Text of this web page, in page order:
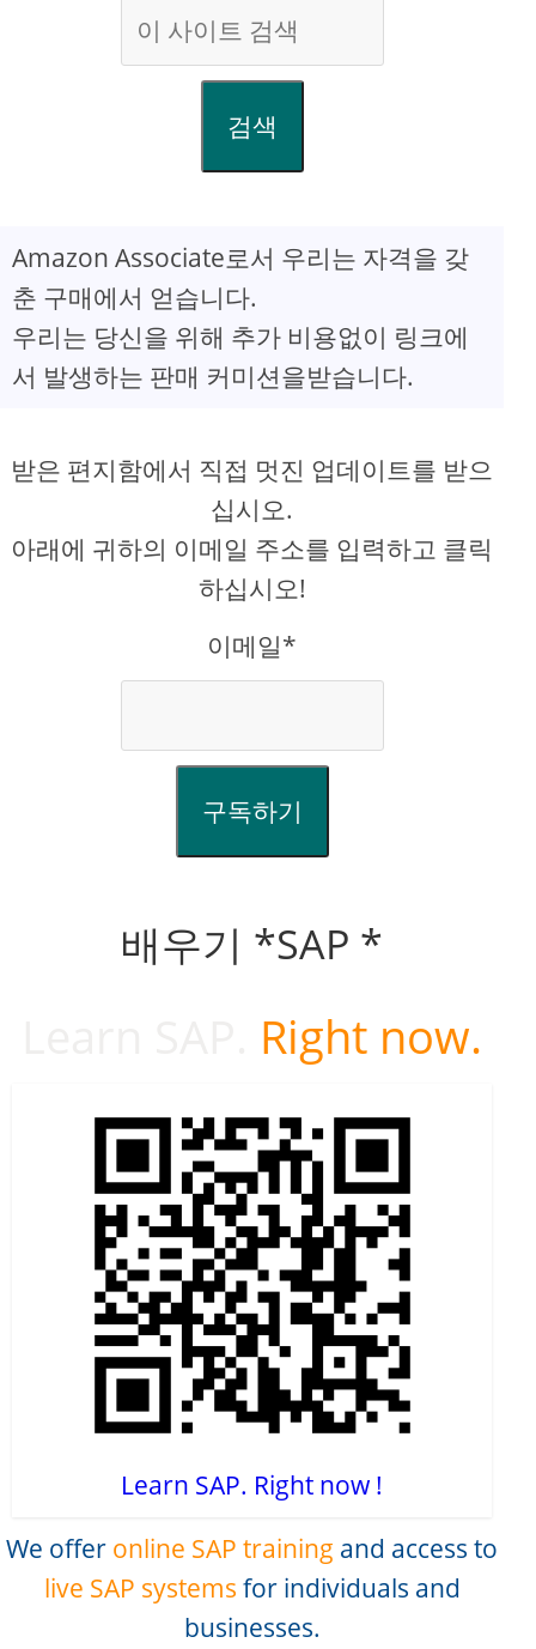
검색
Amazon Associate로서 우리는 자격을 갖
춘 구매에서 얻습니다.
우리는 당신을 위해 추가 비용없이 링크에
서 발생하는 판매 커미션을받습니다.
받은 편지함에서 직접 멋진 업데이트를 받으
십시오.
아래에 귀하의 이메일 주소를 입력하고 클릭
하십시오!
이메일*
구독하기
배우기 *SAP *
Right now.
Learn SAP. Right now !
We offer online SAP training and access to
live SAP systems for individuals and
businesses.